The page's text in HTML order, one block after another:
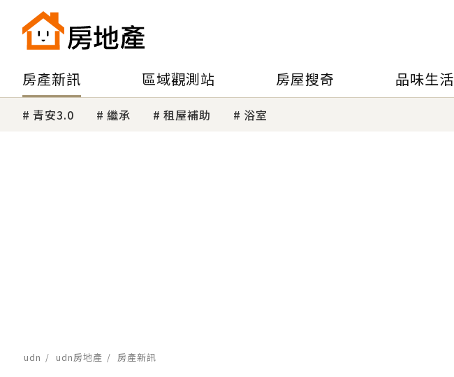
房產新訊 區域觀測站 房屋搜奇 品味生活
青安3.0 繼承 租屋補助 浴室
udn udn房地產 房產新訊